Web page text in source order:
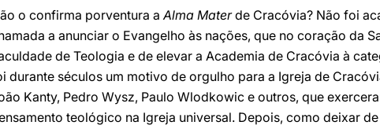
o confirma porventura aAlma Materde Cracóvia? Não foi
a anunciar o Evangelho às nações, que no coração da
de Teologia e de elevar a Academia de Cracóvia à
durante séculos um motivo de orgulho para a Igreja de
Kanty, Pedro Wysz, Paulo Wlodkowic e outros, que
teológico na Igreja universal. Depois, como deixar